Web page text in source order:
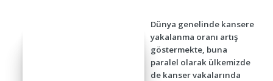
Dünya genelinde kansere
yakalanma oranı artış
göstermekte, buna
paralel olarak ülkemizde
de kanser vakalarında